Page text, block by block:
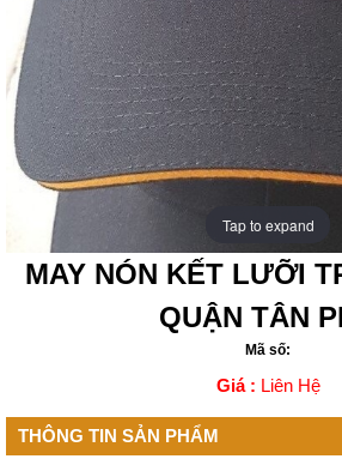
Tap to expand
Tap to expand
MAY NÓN KẾT LƯỠI
QUẬN TÂN
Mã số:
Giá : Liên Hệ
THÔNG TIN SẢN PHẨM